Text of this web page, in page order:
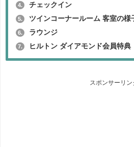
4. チェックイン
5. ツインコーナールーム 客室の様
6. ラウンジ
7. ヒルトン ダイアモンド会員特典
スポンサーリン